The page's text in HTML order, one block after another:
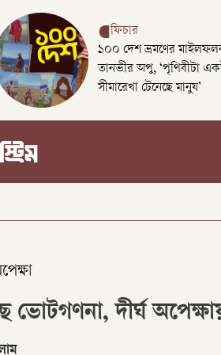
ফিচার
১০০ দেশ ভ্রমণের
তানভীর অপু, ‘পৃথিবীটা
সীমারেখা টেনেছে মানুষ’
ভোটগণনা, দীর্ঘ